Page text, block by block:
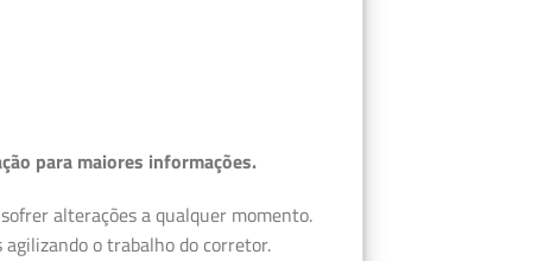
para maiores informações.
alterações a qualquer momento.
o trabalho do corretor.